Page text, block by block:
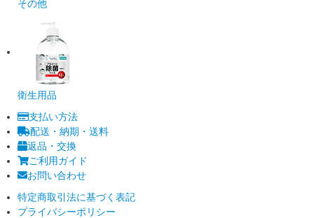
その他
衛生用品
支払い方法
配送・納期・送料
返品・交換
ご利用ガイド
お問い合わせ
特定商取引法に基づく表記
プライバシーポリシー